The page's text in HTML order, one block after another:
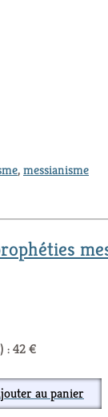
,messianisme
: 42 €
au panier